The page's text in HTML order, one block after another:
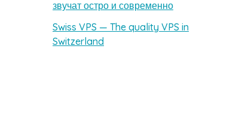
звучат остро и современно
Swiss VPS — The quality VPS in
Switzerland